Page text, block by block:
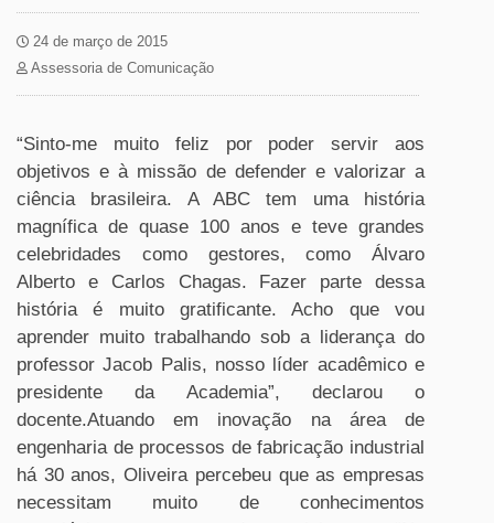
24 de março de 2015
Assessoria de Comunicação
“Sinto-me muito feliz por poder servir aos
objetivos e à missão de defender e valorizar a
ciência brasileira. A ABC tem uma história
magnífica de quase 100 anos e teve grandes
celebridades como gestores, como Álvaro
Alberto e Carlos Chagas. Fazer parte dessa
história é muito gratificante. Acho que vou
aprender muito trabalhando sob a liderança do
professor Jacob Palis, nosso líder acadêmico e
presidente da Academia”, declarou o
docente.Atuando em inovação na área de
engenharia de processos de fabricação industrial
há 30 anos, Oliveira percebeu que as empresas
necessitam muito de conhecimentos